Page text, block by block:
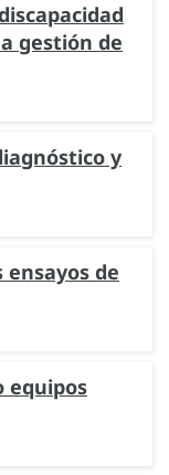
gestión de
y
de
equipos